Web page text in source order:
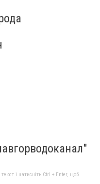
і натисніть Ctrl + Enter, щоб